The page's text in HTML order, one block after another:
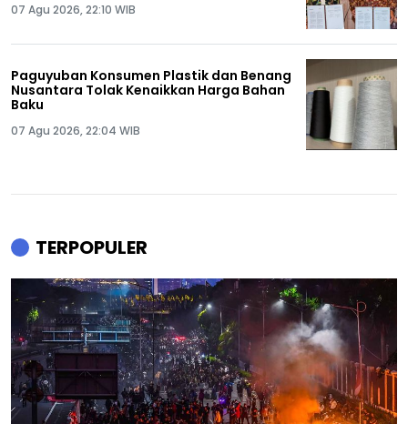
07 Agu 2026, 22:10 WIB
Paguyuban Konsumen Plastik dan Benang
Nusantara Tolak Kenaikkan Harga Bahan
Baku
07 Agu 2026, 22:04 WIB
TERPOPULER